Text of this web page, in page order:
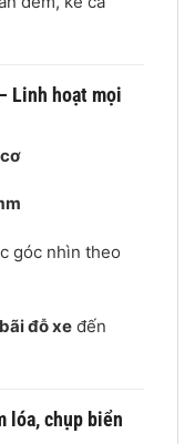
Linh hoạt mọi
góc nhìn theo
bãi đỗ xe đến
lóa, chụp biển